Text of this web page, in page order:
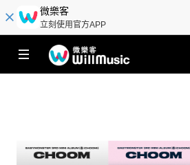
微樂客
立刻使用官方APP